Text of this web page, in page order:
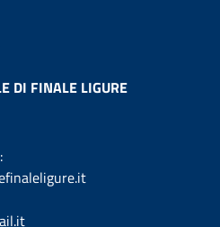
DI FINALE LIGURE